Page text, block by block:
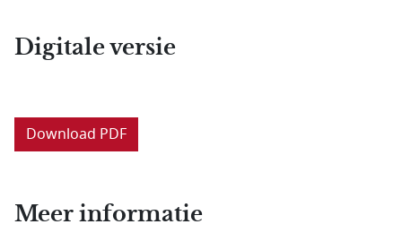
Digitale versie
Download PDF
Meer informatie